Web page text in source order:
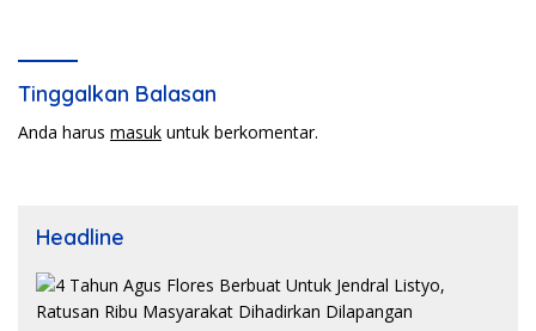
Tinggalkan Balasan
Anda harus masuk untuk berkomentar.
Headline